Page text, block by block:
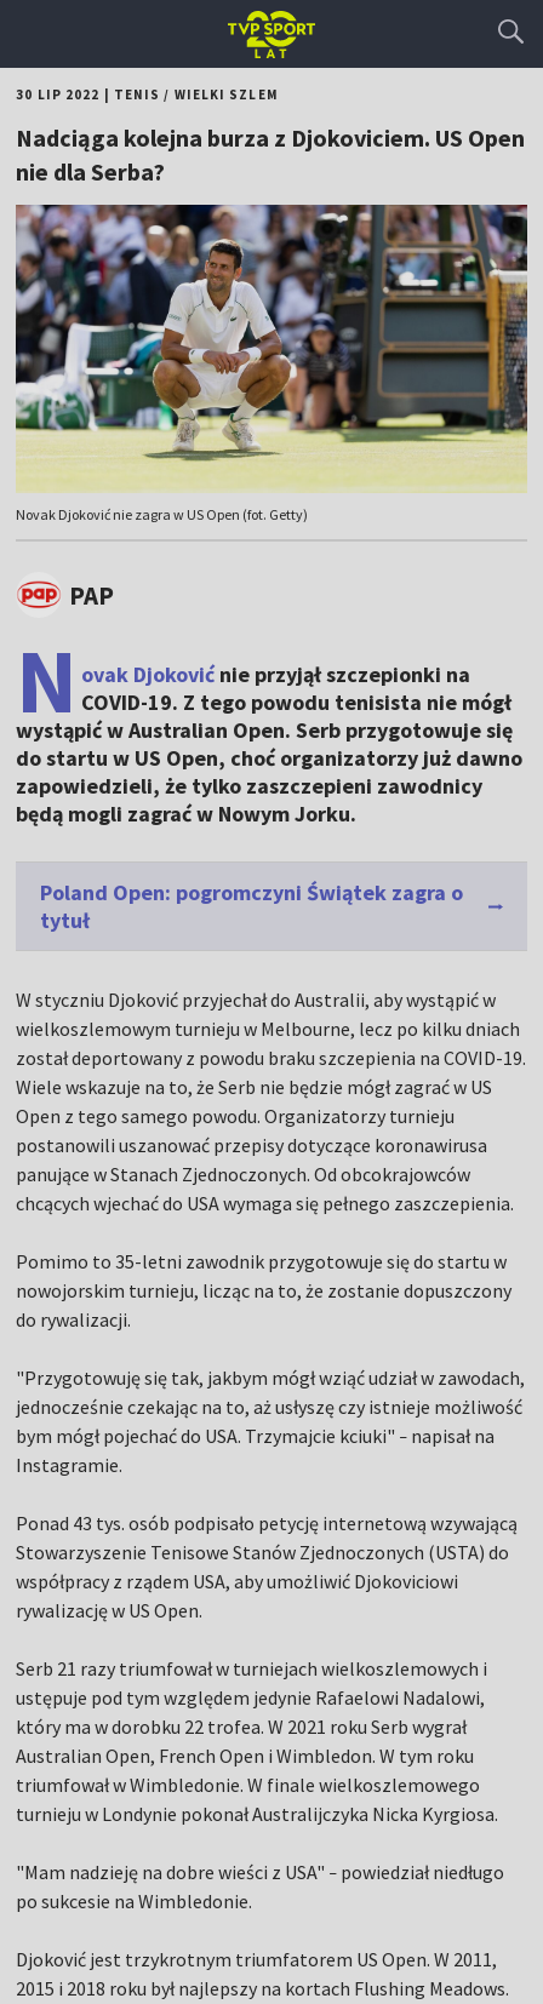
30 LIP 2022 TENIS / WIELKI SZLEM
Nadciąga kolejna burza z Djokoviciem. US Open
nie dla Serba?
Novak Djoković nie zagra w US Open (fot. Getty)
PAP
N ovak Djoković nie przyjął szczepionki na
COVID-19. Z tego powodu tenisista nie mógł
wystąpić w Australian Open. Serb przygotowuje się
do startu w US Open, choć organizatorzy już dawno
zapowiedzieli, że tylko zaszczepieni zawodnicy
będą mogli zagrać w Nowym Jorku.
Poland Open: pogromczyni Świątek zagra o
tytuł
W styczniu Djoković przyjechał do Australii, aby wystąpić w
wielkoszlemowym turnieju w Melbourne, lecz po kilku dniach
został deportowany z powodu braku szczepienia na COVID-19.
Wiele wskazuje na to, że Serb nie będzie mógł zagrać w US
Open z tego samego powodu. Organizatorzy turnieju
postanowili uszanować przepisy dotyczące koronawirusa
panujące w Stanach Zjednoczonych. Od obcokrajowców
chcących wjechać do USA wymaga się pełnego zaszczepienia.
Pomimo to 35-letni zawodnik przygotowuje się do startu w
nowojorskim turnieju, licząc na to, że zostanie dopuszczony
do rywalizacji.
"Przygotowuję się tak, jakbym mógł wziąć udział w zawodach,
jednocześnie czekając na to, aż usłyszę czy istnieje możliwość
bym mógł pojechać do USA. Trzymajcie kciuki" – napisał na
Instagramie.
Ponad 43 tys. osób podpisało petycję internetową wzywającą
Stowarzyszenie Tenisowe Stanów Zjednoczonych (USTA) do
współpracy z rządem USA, aby umożliwić Djokoviciowi
rywalizację w US Open.
Serb 21 razy triumfował w turniejach wielkoszlemowych i
ustępuje pod tym względem jedynie Rafaelowi Nadalowi,
który ma w dorobku 22 trofea. W 2021 roku Serb wygrał
Australian Open, French Open i Wimbledon. W tym roku
triumfował w Wimbledonie. W finale wielkoszlemowego
turnieju w Londynie pokonał Australijczyka Nicka Kyrgiosa.
"Mam nadzieję na dobre wieści z USA" – powiedział niedługo
po sukcesie na Wimbledonie.
Djoković jest trzykrotnym triumfatorem US Open. W 2011,
2015 i 2018 roku był najlepszy na kortach Flushing Meadows.